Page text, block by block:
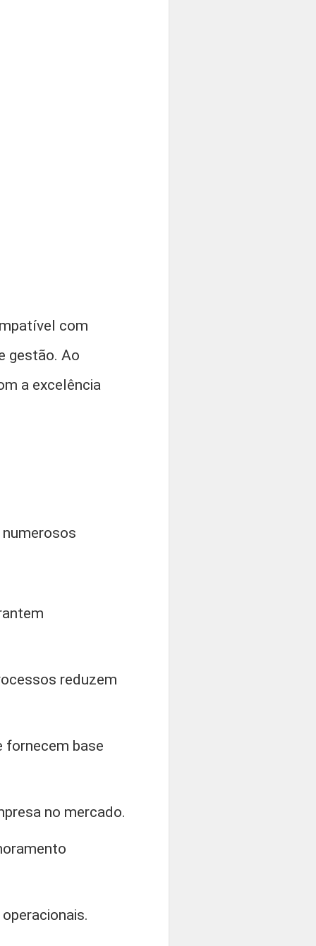
com
gestão. Ao
a excelência
reduzem
fornecem base
no mercado.